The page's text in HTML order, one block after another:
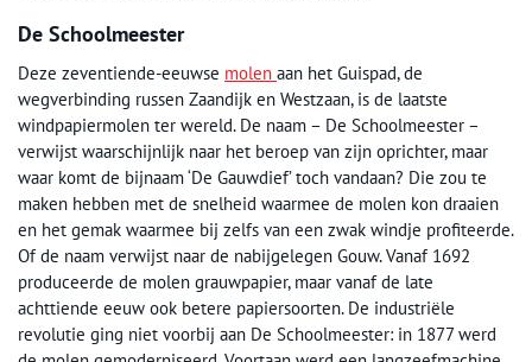
De Schoolmeester
Deze zeventiende-eeuwse molen aan het Guispad, de
wegverbinding russen Zaandijk en Westzaan, is de laatste
windpapiermolen ter wereld. De naam – De Schoolmeester –
verwijst waarschijnlijk naar het beroep van zijn oprichter, maar
waar komt de bijnaam ‘De Gauwdief’ toch vandaan? Die zou te
maken hebben met de snelheid waarmee de molen kon draaien
en het gemak waarmee bij zelfs van een zwak windje profiteerde.
Of de naam verwijst naar de nabijgelegen Gouw. Vanaf 1692
produceerde de molen grauwpapier, maar vanaf de late
achttiende eeuw ook betere papiersoorten. De industriële
revolutie ging niet voorbij aan De Schoolmeester: in 1877 werd